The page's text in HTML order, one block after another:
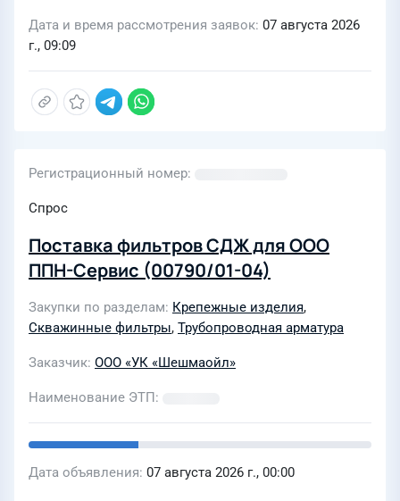
Дата и время рассмотрения заявок 07 августа 2026
г., 09:09
Регистрационный номер
Спрос
Поставка фильтров СДЖ для ООО
ППН-Сервис (00790/01-04)
Закупки по разделам Крепежные изделия,
Скважинные фильтры, Трубопроводная арматура
Заказчик ООО «УК «Шешмаойл»
Наименование ЭТП
Дата объявления 07 августа 2026 г., 00:00